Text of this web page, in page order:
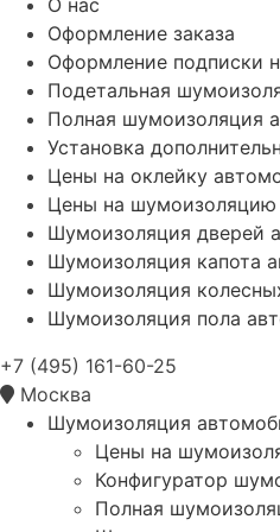
Оформление заказа
Оформление подписки
Подетальная
Полная шумоизоляция
Установка
Цены на оклейку
Цены на шумоизоляцию
Шумоизоляция дверей
Шумоизоляция капота
Шумоизоляция
Шумоизоляция пола
+7 (495) 161-60-25
Москва
Шумоизоляция
Цены на
Конфигуратор
Полная